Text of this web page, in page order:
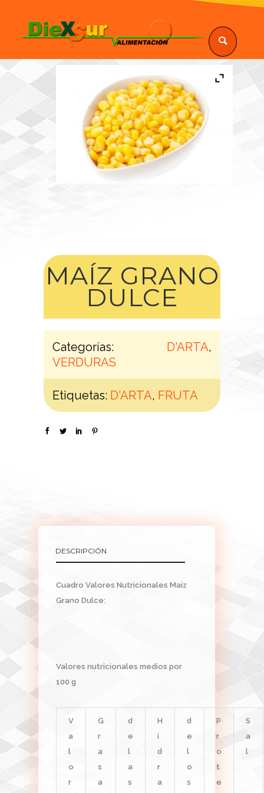
MAÍZ GRANO
DULCE
Categorías: D'ARTA,
VERDURAS
Etiquetas: D'ARTA, FRUTA
DESCRIPCIÓN
Cuadro Valores Nutricionales Maíz
Grano Dulce:
Valores nutricionales medios por
100 g
V
a
l
o
r
G
r
a
s
a
d
e
l
a
s
H
i
d
r
a
d
e
l
o
s
P
r
o
t
e
S
a
l